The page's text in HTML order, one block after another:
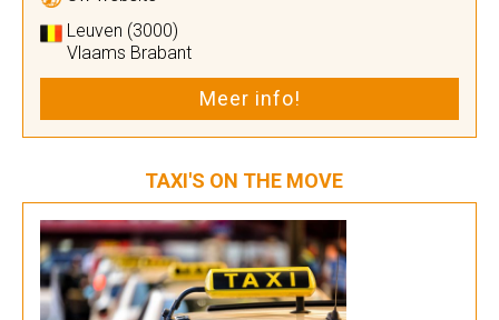
Leuven (3000)
Vlaams Brabant
Meer info!
TAXI'S ON THE MOVE